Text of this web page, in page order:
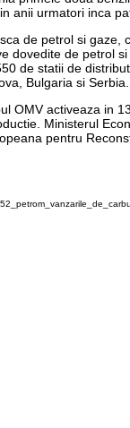
anii urmatori inca
de petrol si
dovedite de petrol
de statii de
Bulgaria si Serbia.
OMV activeaza in
Ministerul
pentru